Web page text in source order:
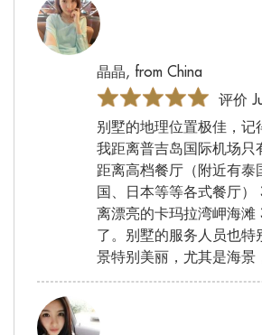
晶晶, from China
评价
别墅的地理位置极佳，记
我距离普吉岛国际机场只
距离高档餐厅（附近有泰
国、日本等等各式餐厅）
离漂亮的卡玛拉湾岬海滩
了。别墅的服务人员也特
景特别美丽，尤其是海景